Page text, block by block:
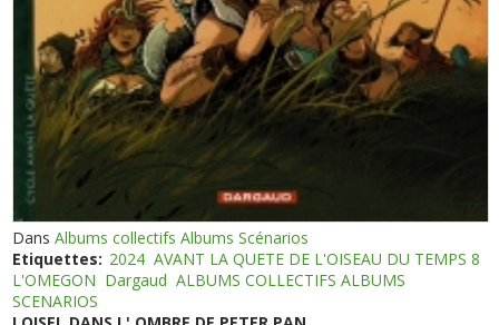
DansAlbums collectifs Albums Scénarios
Etiquettes: 2024 AVANT LA QUETE DE L'OISEAU DU TEMPS 8
L'OMEGON Dargaud ALBUMS COLLECTIFS ALBUMS
SCENARIOS